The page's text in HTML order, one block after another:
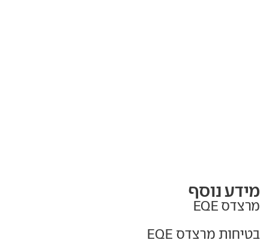
מידע נוסף
מרצדס EQE
בטיחות מרצדס EQE